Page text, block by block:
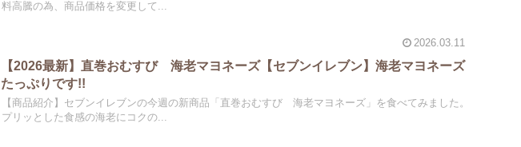
料高騰の為、商品価格を変更して...
2026.03.11
【2026最新】直巻おむすび 海老マヨネーズ【セブンイレブン】海老マヨネーズ
たっぷりです!!
【商品紹介】セブンイレブンの今週の新商品「直巻おむすび 海老マヨネーズ」を食べてみました。
プリッとした食感の海老にコクの...